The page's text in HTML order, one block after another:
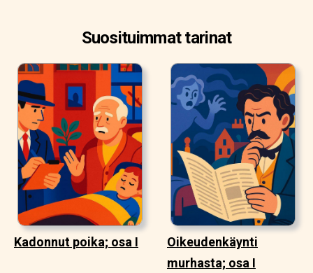
Suosituimmat tarinat
Kadonnut poika; osa I
Oikeudenkäynti
murhasta; osa I